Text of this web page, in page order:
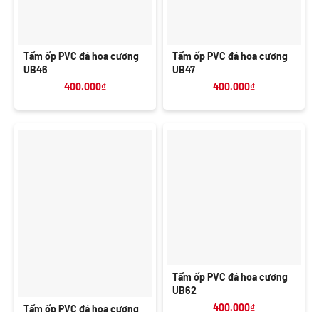
Tấm ốp PVC đá hoa cương
UB46
400.000₫
Tấm ốp PVC đá hoa cương
UB47
400.000₫
Tấm ốp PVC đá hoa cương
Tấm ốp PVC đá hoa cương
UB62
400.000₫